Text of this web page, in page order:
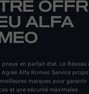
ALFA
pneus en parfait état. Le Réseau
Agréé Alfa Romeo Service
marques pour garantir
et une sécurité maximales.